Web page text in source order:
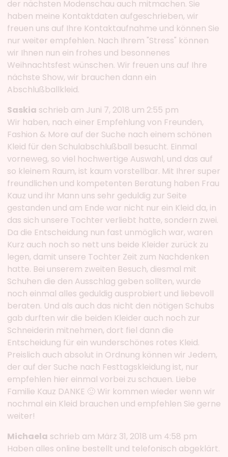
der nächsten Modenschau auch mitmachen. Sie
haben meine Kontaktdaten aufgeschrieben, wir
freuen uns auf Ihre Kontaktaufnahme und können Sie
nur weiter empfehlen. Nach Ihrem "Stress" können
wir Ihnen nun ein frohes und besonnenes
Weihnachtsfest wünschen. Wir freuen uns auf Ihre
nächste Show, wir brauchen dann ein
Abschlußballkleid.
Saskia schrieb am Juni 7, 2018 um 2:55 pm
Wir haben, nach einer Empfehlung von Freunden,
Fashion & More auf der Suche nach einem schönen
Kleid für den Schulabschlußball besucht. Einmal
vorneweg, so viel hochwertige Auswahl, und das auf
so kleinem Raum, ist kaum vorstellbar. Mit Ihrer super
freundlichen und kompetenten Beratung haben Frau
Kauz und ihr Mann uns sehr geduldig zur Seite
gestanden und am Ende war nicht nur ein Kleid da, in
das sich unsere Tochter verliebt hatte, sondern zwei.
Da die Entscheidung nun fast unmöglich war, waren
Kurz auch noch so nett uns beide Kleider zurück zu
legen, damit unsere Tochter Zeit zum Nachdenken
hatte. Bei unserem zweiten Besuch, diesmal mit
Schuhen die den Ausschlag geben sollten, wurde
noch einmal alles geduldig ausprobiert und liebevoll
beraten. Und als auch das nicht den nötigen Schubs
gab durften wir die beiden Kleider auch noch zur
Schneiderin mitnehmen, dort fiel dann die
Entscheidung für ein wunderschönes rotes Kleid.
Preislich auch absolut in Ordnung können wir Jedem,
der auf der Suche nach Festtagskleidung ist, nur
empfehlen hier einmal vorbei zu schauen. Liebe
Familie Kauz DANKE 🙂 Wir kommen wieder wenn wir
nochmal ein Kleid brauchen und empfehlen Sie gerne
weiter!
Michaela schrieb am März 31, 2018 um 4:58 pm
Haben alles online bestellt und telefonisch abgeklärt.